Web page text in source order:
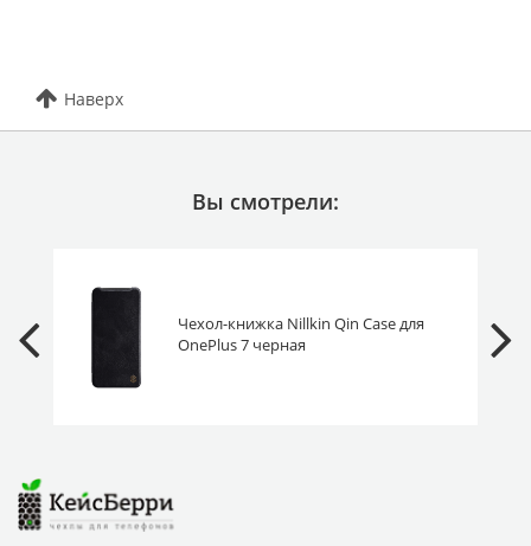
Наверх
Вы смотрели:
Чехол-книжка Nillkin Qin Case для
OnePlus 7 черная